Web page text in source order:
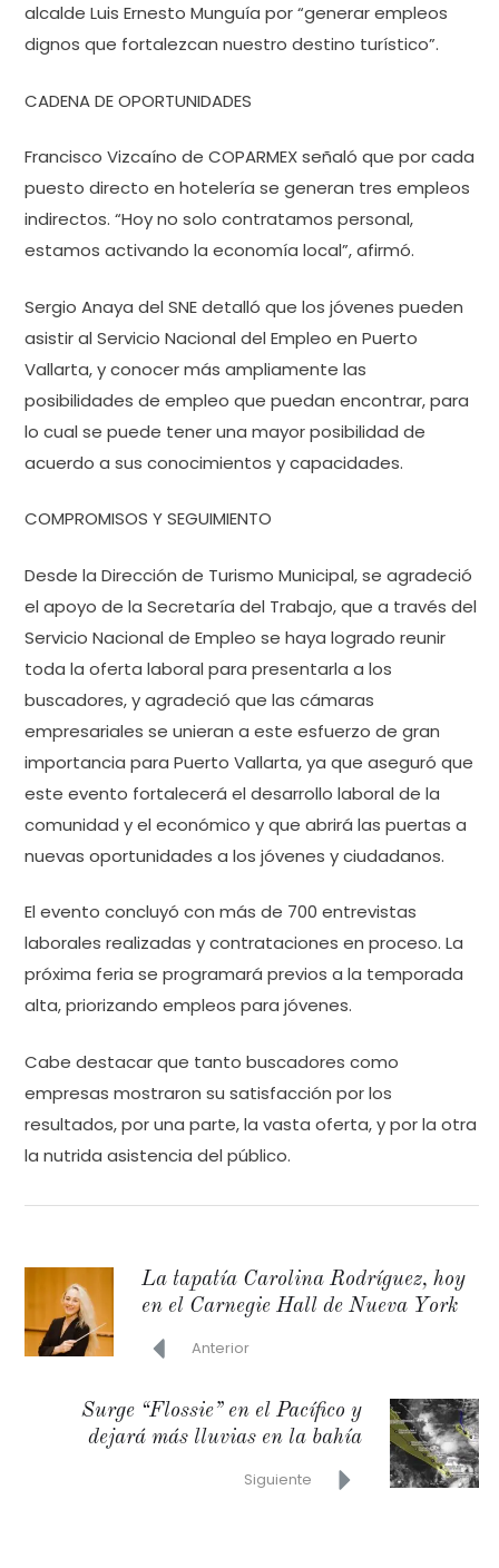
alcalde Luis Ernesto Munguía por “generar empleos
dignos que fortalezcan nuestro destino turístico”.
CADENA DE OPORTUNIDADES
Francisco Vizcaíno de COPARMEX señaló que por cada
puesto directo en hotelería se generan tres empleos
indirectos. “Hoy no solo contratamos personal,
estamos activando la economía local”, afirmó.
Sergio Anaya del SNE detalló que los jóvenes pueden
asistir al Servicio Nacional del Empleo en Puerto
Vallarta, y conocer más ampliamente las
posibilidades de empleo que puedan encontrar, para
lo cual se puede tener una mayor posibilidad de
acuerdo a sus conocimientos y capacidades.
COMPROMISOS Y SEGUIMIENTO
Desde la Dirección de Turismo Municipal, se agradeció
el apoyo de la Secretaría del Trabajo, que a través del
Servicio Nacional de Empleo se haya logrado reunir
toda la oferta laboral para presentarla a los
buscadores, y agradeció que las cámaras
empresariales se unieran a este esfuerzo de gran
importancia para Puerto Vallarta, ya que aseguró que
este evento fortalecerá el desarrollo laboral de la
comunidad y el económico y que abrirá las puertas a
nuevas oportunidades a los jóvenes y ciudadanos.
El evento concluyó con más de 700 entrevistas
laborales realizadas y contrataciones en proceso. La
próxima feria se programará previos a la temporada
alta, priorizando empleos para jóvenes.
Cabe destacar que tanto buscadores como
empresas mostraron su satisfacción por los
resultados, por una parte, la vasta oferta, y por la otra
la nutrida asistencia del público.
La tapatía Carolina Rodríguez, hoy
en el Carnegie Hall de Nueva York
Anterior
Surge “Flossie” en el Pacífico y
dejará más lluvias en la bahía
Siguiente